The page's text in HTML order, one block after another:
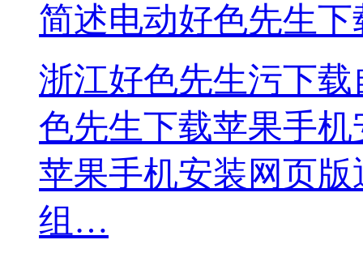
简述电动好色先生
浙江好色先生污下
色先生下载苹果手机
苹果手机安装网页
组…